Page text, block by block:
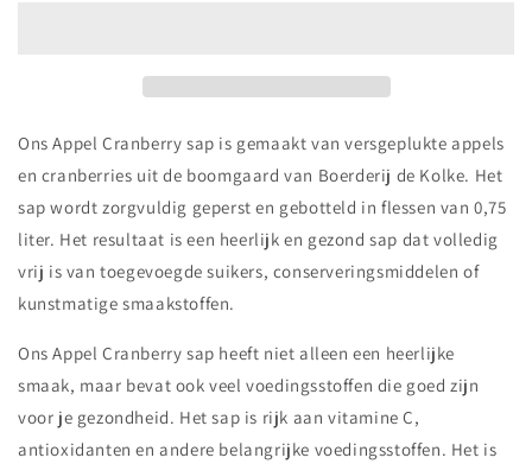
appels
en
cranberries
uit
eigen
boomgaard
appels
en
cranberries
uit
eigen
boomgaard
Ons Appel Cranberry sap is gemaakt van versgeplukte appels
en cranberries uit de boomgaard van Boerderij de Kolke. Het
sap wordt zorgvuldig geperst en gebotteld in flessen van 0,75
liter. Het resultaat is een heerlijk en gezond sap dat volledig
vrij is van toegevoegde suikers, conserveringsmiddelen of
kunstmatige smaakstoffen.
Ons Appel Cranberry sap heeft niet alleen een heerlijke
smaak, maar bevat ook veel voedingsstoffen die goed zijn
voor je gezondheid. Het sap is rijk aan vitamine C,
antioxidanten en andere belangrijke voedingsstoffen. Het is